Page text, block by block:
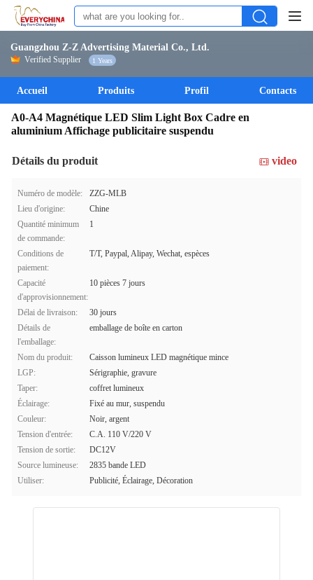
Guangzhou Z-Z Advertising Material Co., Ltd.
Verified Supplier 1 Years
Accueil Produits Profil Contacts
A0-A4 Magnétique LED Slim Light Box Cadre en
aluminium Affichage publicitaire suspendu
Détails du produit video
Numéro de modèle:
ZZG-MLB
Lieu d'origine:
Chine
Quantité minimum
de commande:
1
Conditions de
paiement:
T/T, Paypal, Alipay, Wechat, espèces
Capacité
d'approvisionnement:
10 pièces 7 jours
Délai de livraison:
30 jours
Détails de
l'emballage:
emballage de boîte en carton
Nom du produit:
Caisson lumineux LED magnétique mince
LGP:
Sérigraphie, gravure
Taper:
coffret lumineux
Éclairage:
Fixé au mur, suspendu
Couleur:
Noir, argent
Tension d'entrée:
C.A. 110 V/220 V
Tension de sortie:
DC12V
Source lumineuse:
2835 bande LED
Utiliser:
Publicité, Éclairage, Décoration